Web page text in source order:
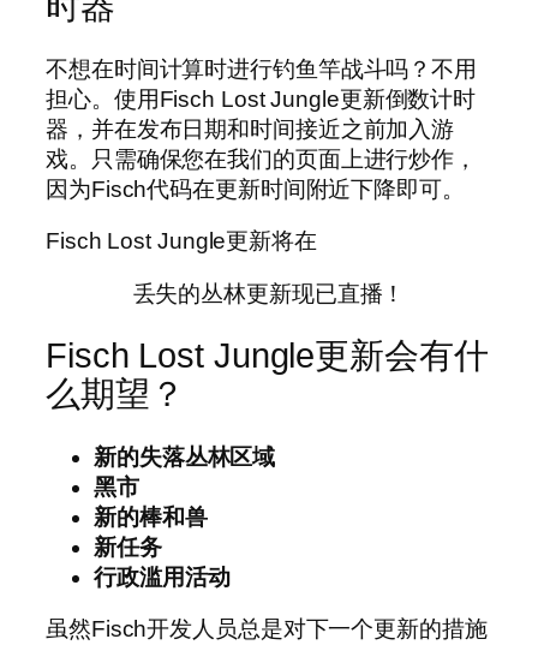
不想在时间计算时进行钓鱼竿战斗吗？不用
担心。使用Fisch Lost Jungle更新倒数计时
器，并在发布日期和时间接近之前加入游
戏。只需确保您在我们的页面上进行炒作，
因为Fisch代码在更新时间附近下降即可。
Fisch Lost Jungle更新将在
丢失的丛林更新现已直播！
Fisch Lost Jungle更新会有什
么期望？
新的失落丛林区域
黑市
新的棒和兽
新任务
行政滥用活动
虽然Fisch开发人员总是对下一个更新的措施